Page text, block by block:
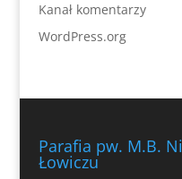
Kanał komentarzy
WordPress.org
Parafia pw. M.B.
Łowiczu